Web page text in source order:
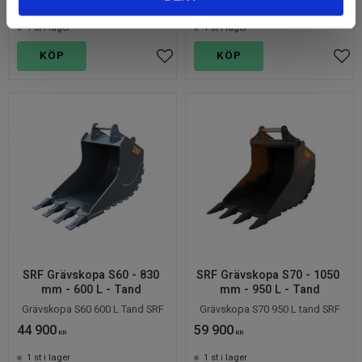
Lägg till i favoriter
1 st i lager
KÖP
1 st i lager
KÖP
SRF Grävskopa S60 - 830
mm - 600 L - Tand
Grävskopa S60 600 L Tand SRF
44 900 KR
1 st i lager
SRF Grävskopa S70 - 1050
mm - 950 L - Tand
Grävskopa S70 950 L tand SRF
59 900 KR
1 st i lager